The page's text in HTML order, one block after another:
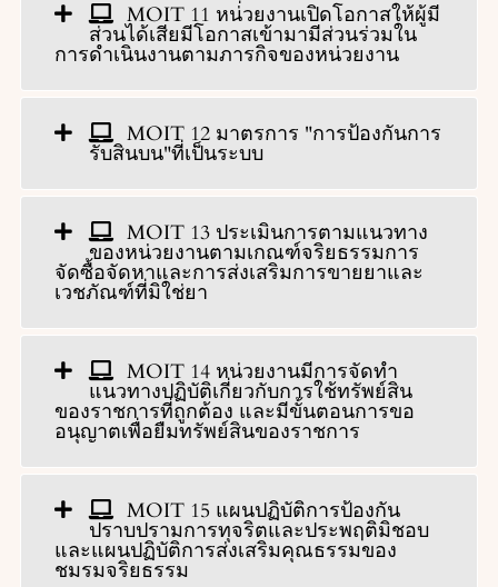
MOIT 11 หน่่วยงานเปิดโอกาสให้ผู้มี
ส่วนได้เสียมีโอกาสเข้ามามีส่วนร่วมใน
การดำเนินงานตามภารกิจของหน่วยงาน
MOIT 12 มาตรการ "การป้องกันการ
รับสินบน"ที่เป็นระบบ
MOIT 13 ประเมินการตามแนวทาง
ของหน่วยงานตามเกณฑ์จริยธรรมการ
จัดซื้อจัดหาและการส่งเสริมการขายยาและ
เวชภัณฑ์ที่มิใช่ยา
MOIT 14 หน่วยงานมีการจัดทำ
แนวทางปฏิบัติเกี่ยวกับการใช้ทรัพย์สิน
ของราชการที่ถูกต้อง และมีขั้นตอนการขอ
อนุญาตเพื่อยืมทรัพย์สินของราชการ
MOIT 15 แผนปฏิบัติการป้องกัน
ปราบปรามการทุจริตและประพฤติมิชอบ
และแผนปฏิบัติการส่งเสริมคุณธรรมของ
ชมรมจริยธรรม